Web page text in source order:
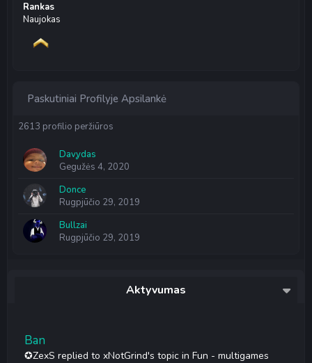
Rankas
Naujokas
Paskutiniai Profilyje Apsilankė
2613 profilio peržiūros
Davỿdas
Gegužės 4, 2020
Donce
Rugpjūčio 29, 2019
Bullzai
Rugpjūčio 29, 2019
Aktyvumas
Ban
✪ZexS replied to xNotGrind's topic in Fun - multigames